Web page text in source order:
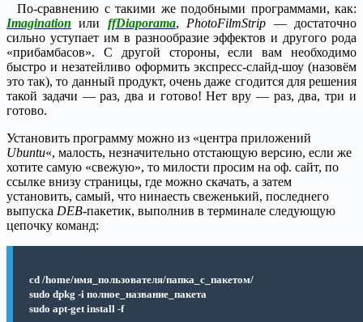
По-сравнению с такими же подобными программами, как:
Imagination или ffDiaporama, PhotoFilmStrip — достаточно
сильно уступает им в разнообразие эффектов и другого рода
«прибамбасов». С другой стороны, если вам необходимо
быстро и незатейливо оформить экспресс-слайд-шоу (назовём
это так), то данный продукт, очень даже сгодится для решения
такой задачи — раз, два и готово! Нет вру — раз, два, три и
готово.
Установить программу можно из «центра приложений
Ubuntu«, малость, незначительно отстающую версию, если же
хотите самую «свежую», то милости просим на оф. сайт, по
ссылке внизу страницы, где можно скачать, а затем
установить, самый, что нинаесть свеженький, последнего
выпуска DEB-пакетик, выполнив в терминале следующую
цепочку команд:
cd /home/имя_пользователя/папка_с_пакетом/
sudo dpkg -i полное_название_пакета
sudo apt-get install -f